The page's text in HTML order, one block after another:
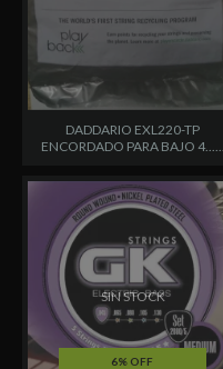
DADDARIO EXL220-TP
ENCORDADO PARA BAJO 4......
6% OFF
SIN STOCK